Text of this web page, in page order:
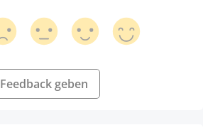
Feedback geben